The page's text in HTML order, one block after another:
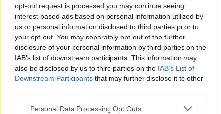
opt-out request is processed you may continue seeing
interest-based ads based on personal information utilized by
us or personal information disclosed to third parties prior to
your opt-out. You may separately opt-out of the further
disclosure of your personal information by third parties on the
IAB’s list of downstream participants. This information may
also be disclosed by us to third parties on the IAB’s List of
Downstream Participants that may further disclose it to other
Personal Data Processing Opt Outs
Paroles + Traduction Téléchargement
Vidéos
Commentaires
Pour prolonger le plaisir musical :